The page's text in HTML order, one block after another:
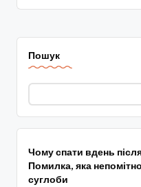
Пошук
Чому спати вдень
Помилка, яка
суглоби